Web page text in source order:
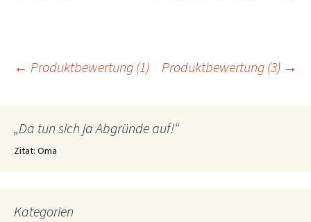
Beitragsnavigation
← Produktbewertung (1) Produktbewertung (3) →
„Da tun sich ja Abgründe auf!“
Zitat: Oma
Kategorien